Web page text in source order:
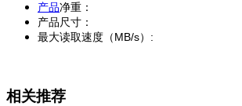
产品净重：
产品尺寸：
最大读取速度（MB/s）:
相关推荐